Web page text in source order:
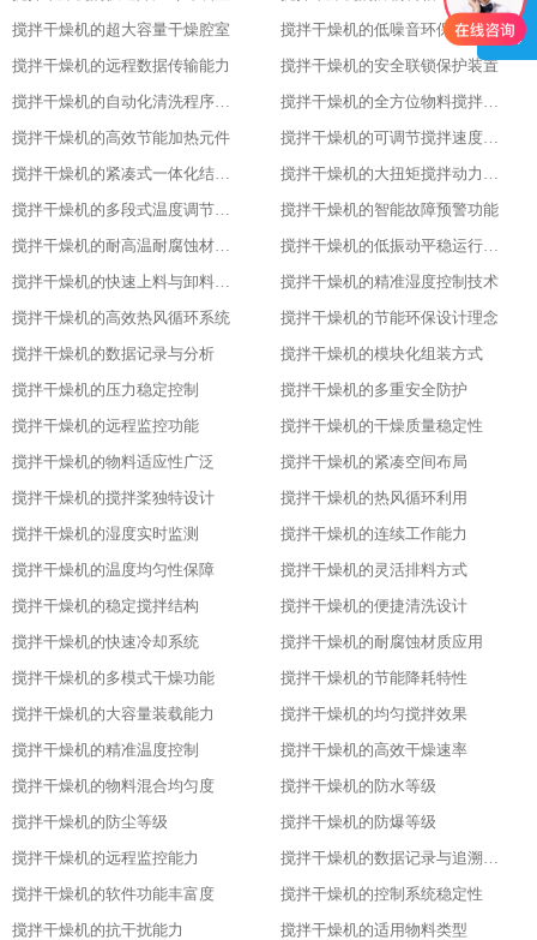
搅拌干燥机的超大容量干燥腔室
搅拌干燥机的低噪音环保设计理念
搅拌干燥机的远程数据传输能力
搅拌干燥机的安全联锁保护装置
搅拌干燥机的自动化清洗程序设置
搅拌干燥机的全方位物料搅拌效果
搅拌干燥机的高效节能加热元件
搅拌干燥机的可调节搅拌速度功能
搅拌干燥机的紧凑式一体化结构布局
搅拌干燥机的大扭矩搅拌动力输出
搅拌干燥机的多段式温度调节模式
搅拌干燥机的智能故障预警功能
搅拌干燥机的耐高温耐腐蚀材质选用
搅拌干燥机的低振动平稳运行特性
搅拌干燥机的快速上料与卸料设计
搅拌干燥机的精准湿度控制技术
搅拌干燥机的高效热风循环系统
搅拌干燥机的节能环保设计理念
搅拌干燥机的数据记录与分析
搅拌干燥机的模块化组装方式
搅拌干燥机的压力稳定控制
搅拌干燥机的多重安全防护
搅拌干燥机的远程监控功能
搅拌干燥机的干燥质量稳定性
搅拌干燥机的物料适应性广泛
搅拌干燥机的紧凑空间布局
搅拌干燥机的搅拌桨独特设计
搅拌干燥机的热风循环利用
搅拌干燥机的湿度实时监测
搅拌干燥机的连续工作能力
搅拌干燥机的温度均匀性保障
搅拌干燥机的灵活排料方式
搅拌干燥机的稳定搅拌结构
搅拌干燥机的便捷清洗设计
搅拌干燥机的快速冷却系统
搅拌干燥机的耐腐蚀材质应用
搅拌干燥机的多模式干燥功能
搅拌干燥机的节能降耗特性
搅拌干燥机的大容量装载能力
搅拌干燥机的均匀搅拌效果
搅拌干燥机的精准温度控制
搅拌干燥机的高效干燥速率
搅拌干燥机的物料混合均匀度
搅拌干燥机的防水等级
搅拌干燥机的防尘等级
搅拌干燥机的防爆等级
搅拌干燥机的远程监控能力
搅拌干燥机的数据记录与追溯功能
搅拌干燥机的软件功能丰富度
搅拌干燥机的控制系统稳定性
搅拌干燥机的抗干扰能力
搅拌干燥机的适用物料类型